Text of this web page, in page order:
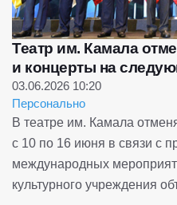
Театр им. Камала
и концерты на
03.06.2026 10:20
Персонально
В театре им. Камала
с 10 по 16 июня в связи с
международных
культурного учреждения